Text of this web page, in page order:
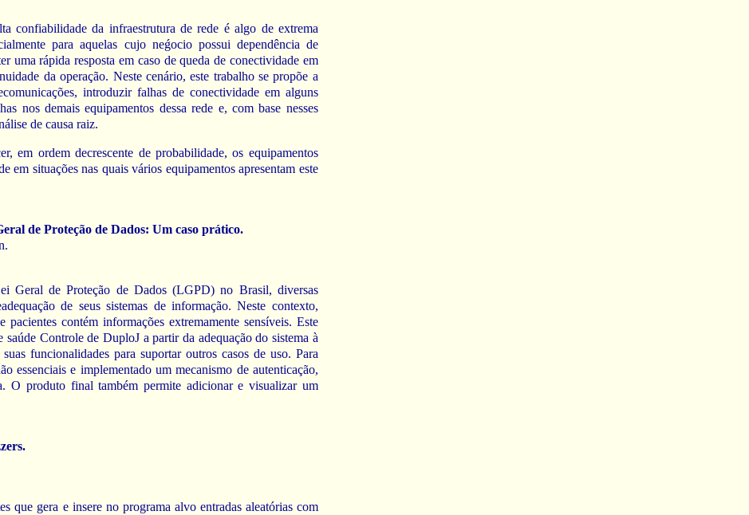
confiabilidade da infraestrutura de rede é algo de extrema
para aquelas cujo neǵocio possui dependência de
uma rápida resposta em caso de queda de conectividade em
da operação. Neste cenário, este trabalho se propõe a
introduzir falhas de conectividade em alguns
nos demais equipamentos dessa rede e, com base nesses
de causa raiz.
em ordem decrescente de probabilidade, os equipamentos
em situações nas quais vários equipamentos apresentam este
de Proteção de Dados: Um caso prático.
Geral de Proteção de Dados (LGPD) no Brasil, diversas
de seus sistemas de informação. Neste contexto,
pacientes contém informações extremamente sensíveis. Este
Controle de DuploJ a partir da adequação do sistema à
funcionalidades para suportar outros casos de uso. Para
essenciais e implementado um mecanismo de autenticação,
O produto final também permite adicionar e visualizar um
que gera e insere no programa alvo entradas aleatórias com